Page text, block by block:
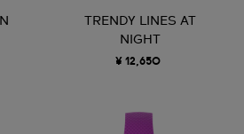
TRENDY LINES AT
NIGHT
¥ 12,650